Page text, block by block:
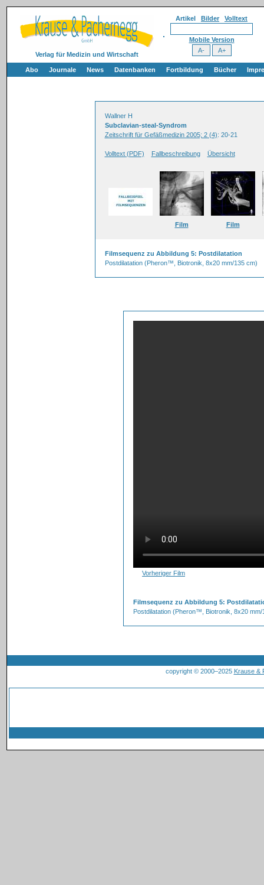
Verlag für Medizin und Wirtschaft
Artikel Bilder Volltext
Mobile Version
Abo Journale News Datenbanken Fortbildung Bücher
Wallner H
Subclavian-steal-Syndrom
Zeitschrift für Gefäßmedizin 2005; 2 (4): 20-21
Volltext (PDF) Fallbeschreibung Übersicht
Film Film
Filmsequenz zu Abbildung 5: Postdilatation
Postdilatation (Pheron™, Biotronik, 8x20 mm/135 cm)
Vorheriger Film
Filmsequenz zu Abbildung 5:
Postdilatation (Pheron™, Biotronik, 8x20 mm/
copyright © 2000–2025 Krause &